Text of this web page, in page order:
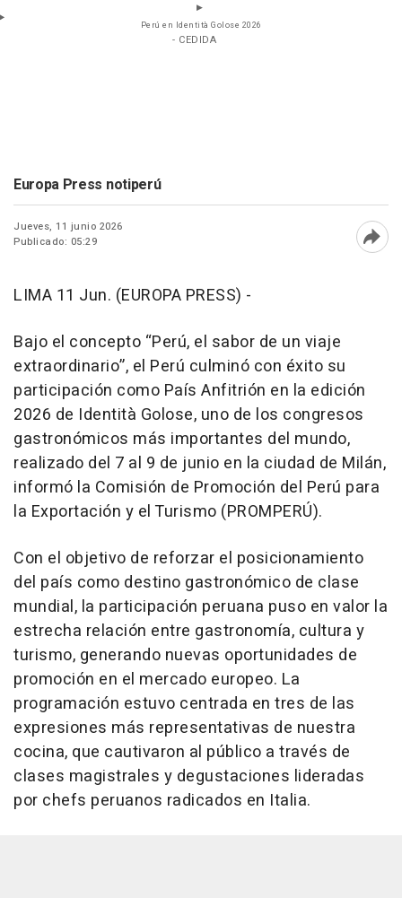
Perú en Identità Golose 2026
- CEDIDA
Europa Press notiperú
Jueves, 11 junio 2026
Publicado: 05:29
LIMA 11 Jun. (EUROPA PRESS) -
Bajo el concepto “Perú, el sabor de un viaje
extraordinario”, el Perú culminó con éxito su
participación como País Anfitrión en la edición
2026 de Identità Golose, uno de los congresos
gastronómicos más importantes del mundo,
realizado del 7 al 9 de junio en la ciudad de Milán,
informó la Comisión de Promoción del Perú para
la Exportación y el Turismo (PROMPERÚ).
Con el objetivo de reforzar el posicionamiento
del país como destino gastronómico de clase
mundial, la participación peruana puso en valor la
estrecha relación entre gastronomía, cultura y
turismo, generando nuevas oportunidades de
promoción en el mercado europeo. La
programación estuvo centrada en tres de las
expresiones más representativas de nuestra
cocina, que cautivaron al público a través de
clases magistrales y degustaciones lideradas
por chefs peruanos radicados en Italia.